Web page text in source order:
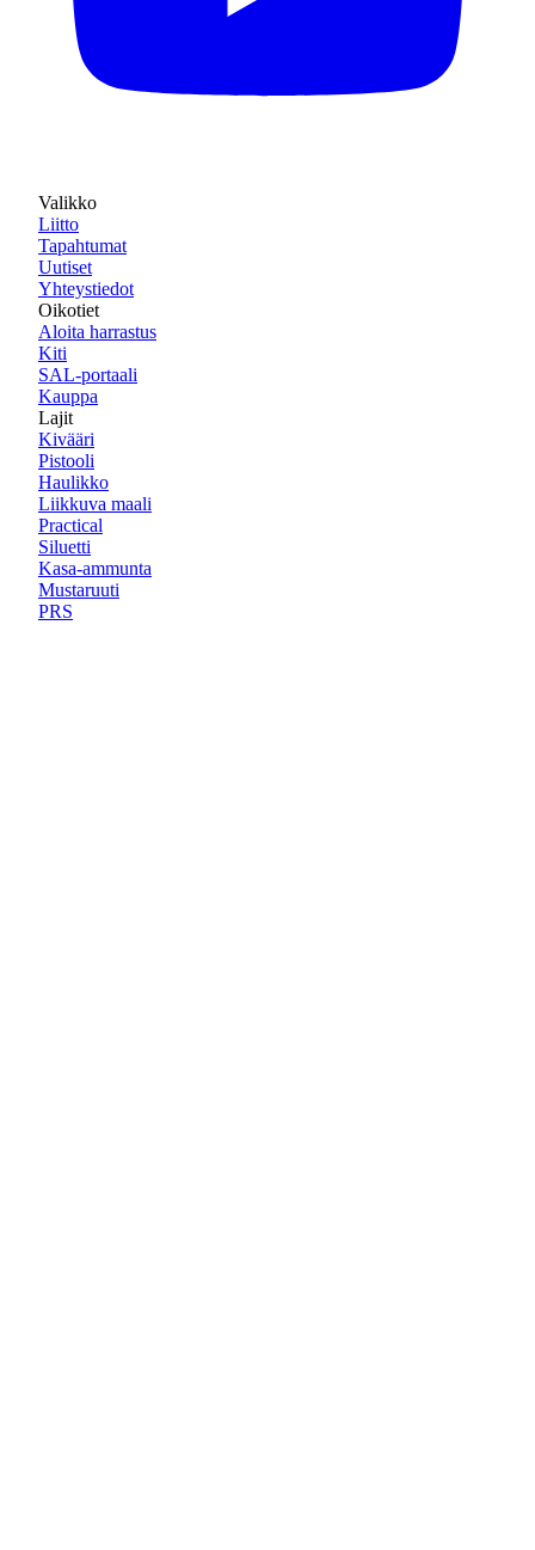
Valikko
Liitto
Tapahtumat
Uutiset
Yhteystiedot
Oikotiet
Aloita harrastus
Kiti
SAL-portaali
Kauppa
Lajit
Kivääri
Pistooli
Haulikko
Liikkuva maali
Practical
Siluetti
Kasa-ammunta
Mustaruuti
PRS